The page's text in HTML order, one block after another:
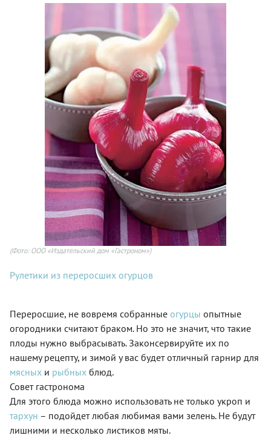
(Фото: ООО «Издательский дом «Гастроном»)
Рулетики из переросших огурцов
Переросшие, не вовремя собранные огурцы опытные
огородники считают браком. Но это не значит, что такие
плоды нужно выбрасывать. Законсервируйте их по
нашему рецепту, и зимой у вас будет отличный гарнир для
мясных и рыбных блюд.
Совет гастронома
Для этого блюда можно использовать не только укроп и
тархун – подойдет любая любимая вами зелень. Не будут
лишними и несколько листиков мяты.